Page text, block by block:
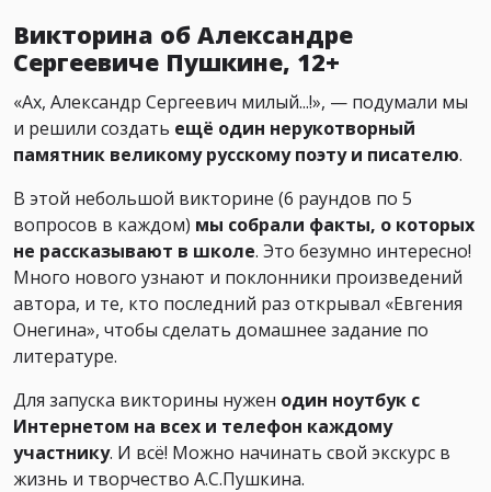
Викторина об Александре
Сергеевиче Пушкине, 12+
«Ах, Александр Сергеевич милый...!», — подумали мы
и решили создать ещё один нерукотворный
памятник великому русскому поэту и писателю.
В этой небольшой викторине (6 раундов по 5
вопросов в каждом) мы собрали факты, о которых
не рассказывают в школе. Это безумно интересно!
Много нового узнают и поклонники произведений
автора, и те, кто последний раз открывал «Евгения
Онегина», чтобы сделать домашнее задание по
литературе.
Для запуска викторины нужен один ноутбук с
Интернетом на всех и телефон каждому
участнику. И всё! Можно начинать свой экскурс в
жизнь и творчество А.С.Пушкина.